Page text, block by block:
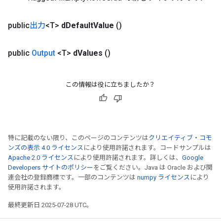
public出力<T> dDefaultValue ()
public Output <T> dValues ()
この情報は役に立ちましたか？
特に記載のない限り、このページのコンテンツはクリエイティブ・コモ
ンズの表示 4.0 ライセンス により使用許諾されます。コードサンプルは
Apache 2.0 ライセンス により使用許諾されます。詳しくは、 Google
Developers サイトのポリシー をご覧ください。Java は Oracle および関
連会社の登録商標です。一部のコンテンツは numpy ライセンス により
使用許諾されます。
最終更新日 2025-07-28 UTC。